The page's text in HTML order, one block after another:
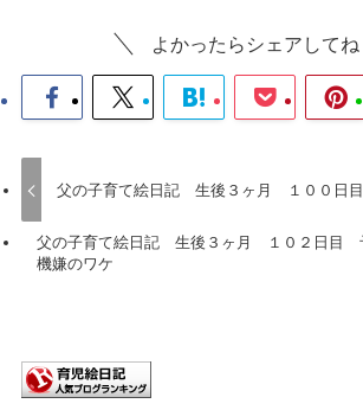
よかったらシェアしてね
父の子育て絵日記 生後３ヶ月 １００日
父の子育て絵日記 生後３ヶ月 １０２日目
機嫌のワケ